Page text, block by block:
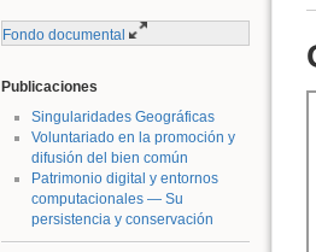
Fondo documental
Publicaciones
Singularidades Geográficas
Voluntariado en la promoción y
difusión del bien común
Patrimonio digital y entornos
computacionales — Su
persistencia y conservación